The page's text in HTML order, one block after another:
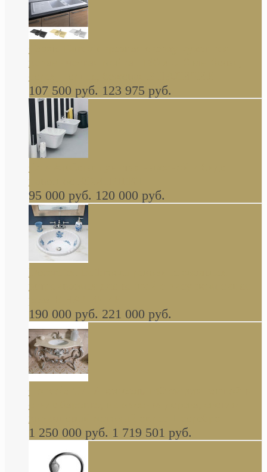
керамическая мойка 1160 x 510 мм белая,
серая, черная, бежевая В НАЛИЧИИ
107 500 руб. 123 975 руб.
навесное КОМПЛЕКТ
95 000 руб. 120 000 руб.
Decorated Bathroom раковина овальная
встраиваемая для ванной с рисунком синяя
роза В НАЛИЧИИ
190 000 руб. 221 000 руб.
стиле барокко, из массива дерева, светло
коричневый матовый окрас + серебро
1 250 000 руб. 1 719 501 руб.